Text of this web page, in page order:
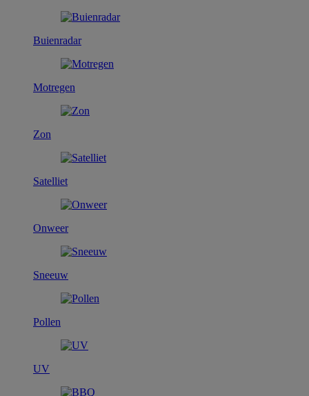
Buienradar
Motregen
Zon
Satelliet
Onweer
Sneeuw
Pollen
UV